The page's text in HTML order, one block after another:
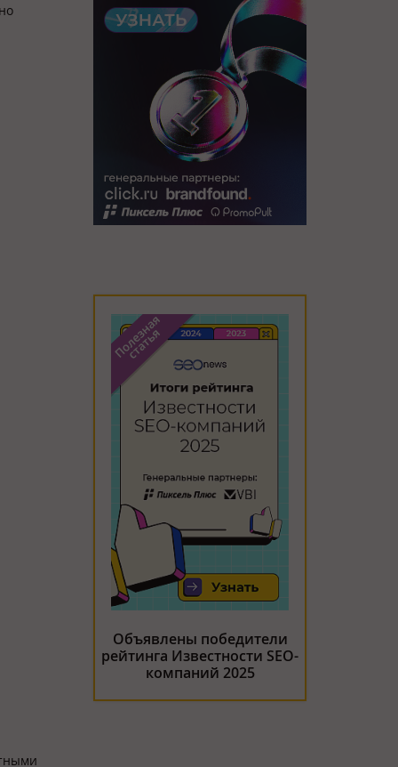
Объявлены победители
рейтинга Известности SEO-
компаний 2025